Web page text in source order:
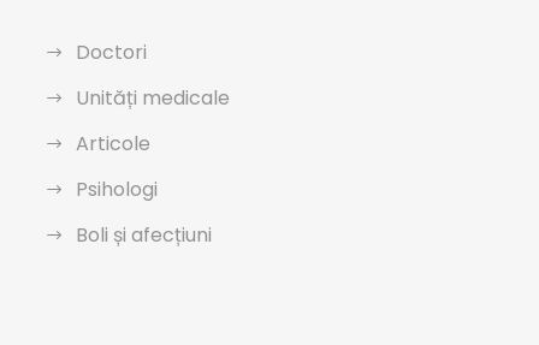
Doctori
Unități medicale
Articole
Psihologi
Boli și afecțiuni